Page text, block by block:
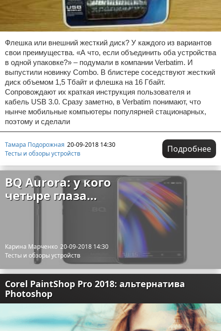
Флешка или внешний жесткий диск? У каждого из вариантов
свои преимущества. «А что, если объединить оба устройства
в одной упаковке?» – подумали в компании Verbatim. И
выпустили новинку Combo. В блистере соседствуют жесткий
диск объемом 1,5 Тбайт и флешка на 16 Гбайт.
Сопровождают их краткая инструкция пользователя и
кабель USB 3.0. Сразу заметно, в Verbatim понимают, что
нынче мобильные компьютеры популярней стационарных,
поэтому и сделали
Тамара Подорожная 20-09-2018 14:30
Тесты и обзоры устройств
Подробнее
BQ Aurora: у кого
четыре глаза…
Карина Марченко 20-09-2018 14:30
Тесты и обзоры устройств
Corel PaintShop Pro 2018: альтернатива
Photoshop